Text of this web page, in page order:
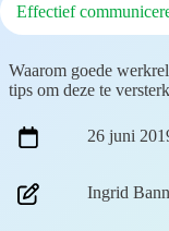
Effectief
Waarom goede
tips om deze te
26 juni
Ingrid